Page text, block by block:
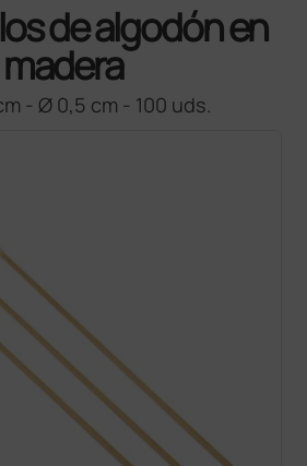
de algodón en
madera
- Ø 0,5 cm - 100 uds.